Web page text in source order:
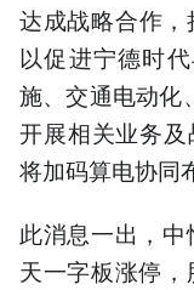
达成战略合作，
以促进宁德时
施、交通电动化
开展相关业务
将加码算电协同
此消息一出，
天一字板涨停